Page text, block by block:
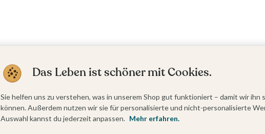
Das Leben ist schöner mit Cookies.
Sie helfen uns zu verstehen, was in unserem Shop gut funktioniert – damit wir ihn
können. Außerdem nutzen wir sie für personalisierte und nicht-personalisierte
Auswahl kannst du jederzeit anpassen. Mehr erfahren.